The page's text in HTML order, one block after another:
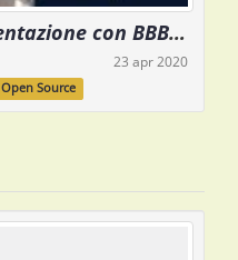
Visualizzare una presentazione con BBB (big blue button)
23 apr 2020
Open Source